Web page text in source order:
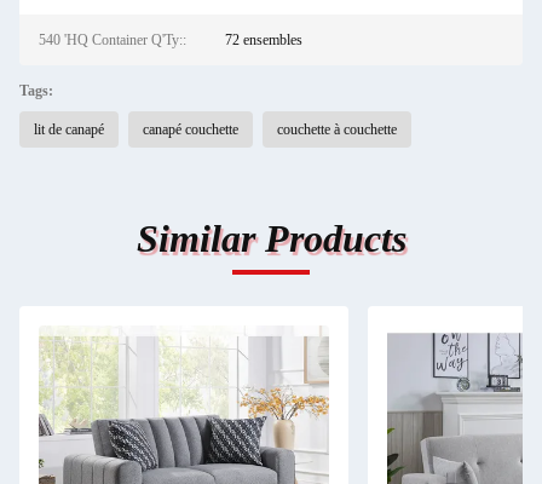
540 'HQ Container Q'Ty:: 72 ensembles
Tags:
lit de canapé canapé couchette couchette à couchette
Similar Products